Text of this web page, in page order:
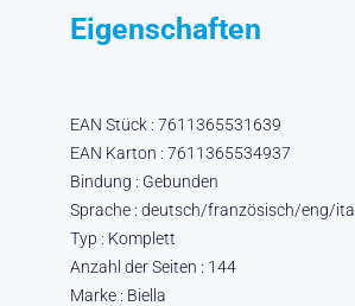
Eigenschaften
EAN Stück : 7611365531639
EAN Karton : 7611365534937
Bindung : Gebunden
Sprache : deutsch/französisch/eng/ita
Typ : Komplett
Anzahl der Seiten : 144
Marke : Biella